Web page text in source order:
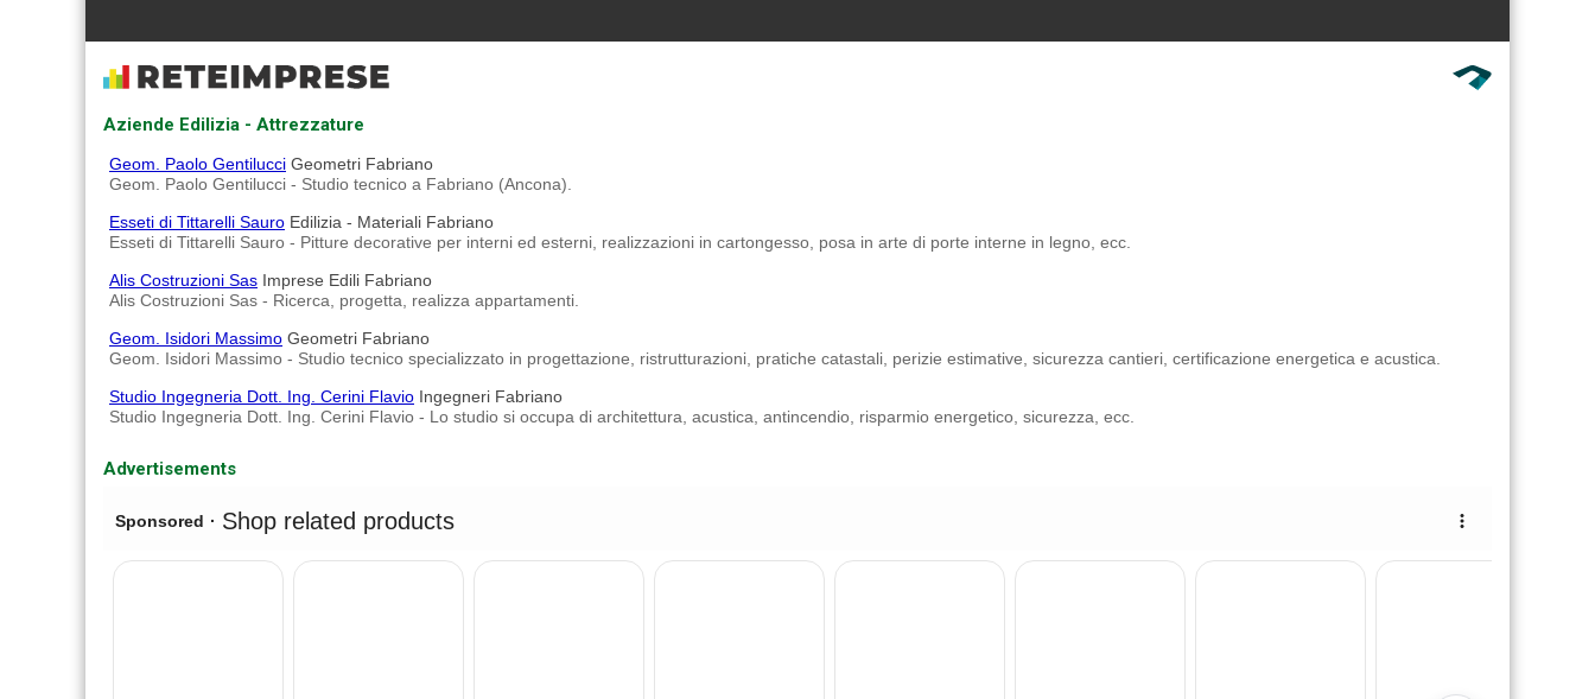
Aziende Edilizia - Attrezzature
Geom. Paolo Gentilucci Geometri Fabriano
Geom. Paolo Gentilucci - Studio tecnico a Fabriano (Ancona).
Esseti di Tittarelli Sauro Edilizia - Materiali Fabriano
Esseti di Tittarelli Sauro - Pitture decorative per interni ed esterni, realizzazioni in cartongesso, posa in arte di porte interne in legno, ecc.
Alis Costruzioni Sas Imprese Edili Fabriano
Alis Costruzioni Sas - Ricerca, progetta, realizza appartamenti.
Geom. Isidori Massimo Geometri Fabriano
Geom. Isidori Massimo - Studio tecnico specializzato in progettazione, ristrutturazioni, pratiche catastali, perizie estimative, sicurezza cantieri, certificazione energetica e acustica.
Studio Ingegneria Dott. Ing. Cerini Flavio Ingegneri Fabriano
Studio Ingegneria Dott. Ing. Cerini Flavio - Lo studio si occupa di architettura, acustica, antincendio, risparmio energetico, sicurezza, ecc.
Advertisements